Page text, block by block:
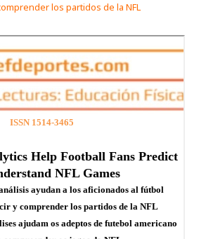
los partidos de la NFL